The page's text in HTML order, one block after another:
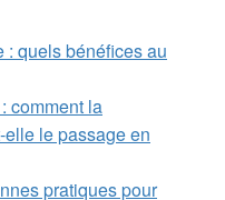
: quels bénéfices au
comment la
le passage en
pratiques pour